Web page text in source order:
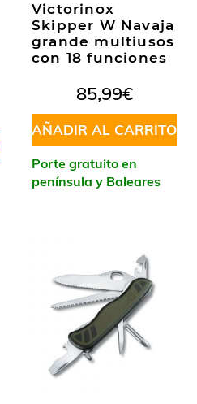
Victorinox
Skipper W Navaja
grande multiusos
con 18 funciones
85,99€
AÑADIR AL CARRITO
Porte gratuito en
península y Baleares